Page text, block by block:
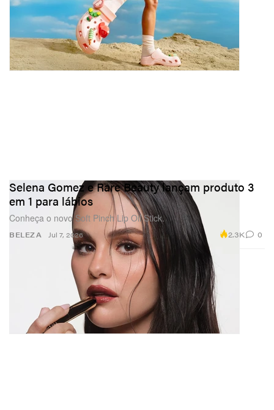
BELEZA
Selena Gomez e Rare Beauty lançam produto 3
em 1 para lábios
Conheça o novo Soft Pinch Lip Oil Stick.
Jul 7, 2026 2.3K 0